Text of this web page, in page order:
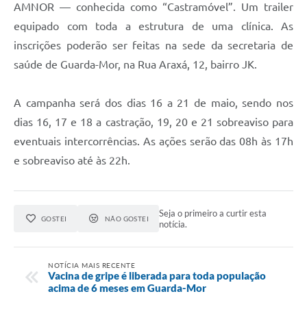
AMNOR — conhecida como “Castramóvel”. Um trailer
equipado com toda a estrutura de uma clínica. As
inscrições poderão ser feitas na sede da secretaria de
saúde de Guarda-Mor, na Rua Araxá, 12, bairro JK.
A campanha será dos dias 16 a 21 de maio, sendo nos
dias 16, 17 e 18 a castração, 19, 20 e 21 sobreaviso para
eventuais intercorrências. As ações serão das 08h às 17h
e sobreaviso até às 22h.
GOSTEI NÃO GOSTEI
Seja o primeiro a curtir esta
notícia.
NOTÍCIA MAIS RECENTE
Vacina de gripe é liberada para toda população
acima de 6 meses em Guarda-Mor